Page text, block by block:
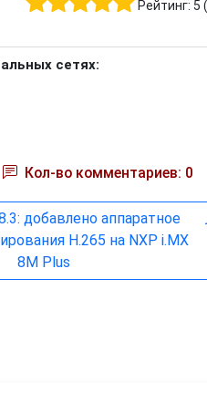
Рейтинг: 5 (
сетях:
Кол-во комментариев: 0
добавлено аппаратное
H.265 на NXP i.MX
8M Plus